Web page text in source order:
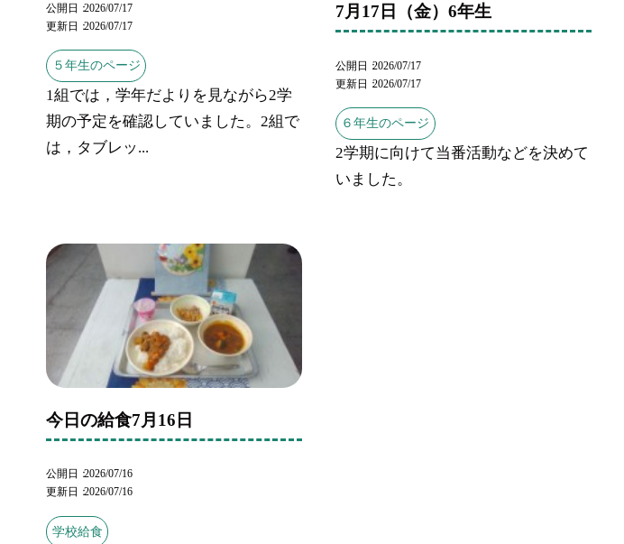
公開日
2026/07/17
更新日
2026/07/17
５年生のページ
1組では，学年だよりを見ながら2学
期の予定を確認していました。2組で
は，タブレッ...
7月17日（金）6年生
公開日 2026/07/17
更新日 2026/07/17
６年生のページ
2学期に向けて当番活動などを決めて
いました。
今日の給食7月16日
公開日
2026/07/16
更新日
2026/07/16
学校給食